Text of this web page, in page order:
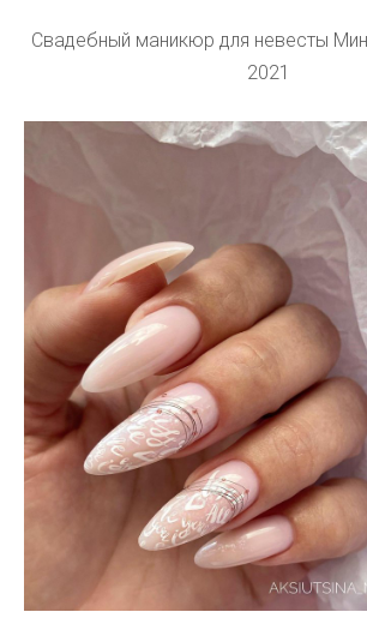
Свадебный маникюр для невесты
2021